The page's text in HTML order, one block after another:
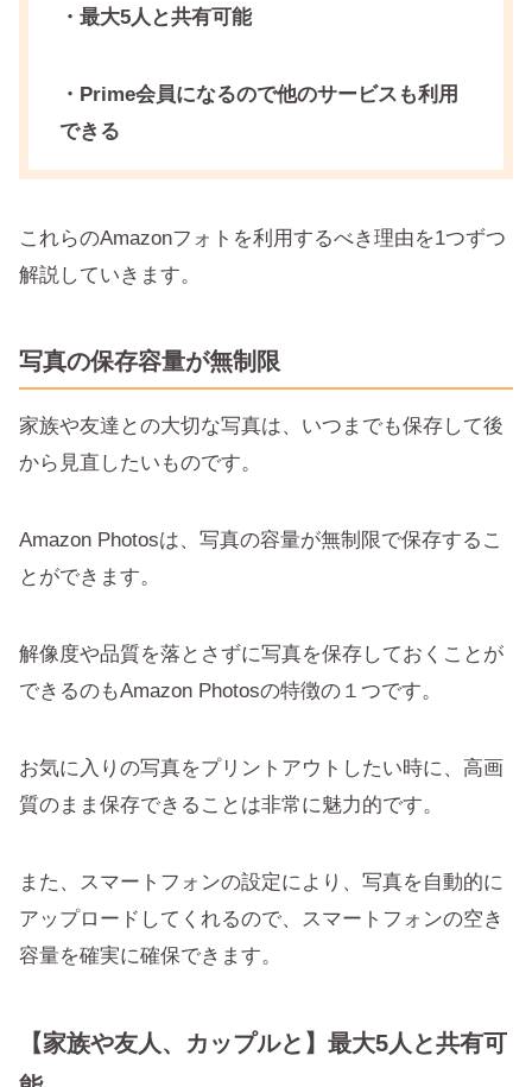
・最大5人と共有可能
・Prime会員になるので他のサービスも利用
できる
これらのAmazonフォトを利用するべき理由を1つずつ
解説していきます。
写真の保存容量が無制限
家族や友達との大切な写真は、いつまでも保存して後
から見直したいものです。
Amazon Photosは、写真の容量が無制限で保存するこ
とができます。
解像度や品質を落とさずに写真を保存しておくことが
できるのもAmazon Photosの特徴の１つです。
お気に入りの写真をプリントアウトしたい時に、高画
質のまま保存できることは非常に魅力的です。
また、スマートフォンの設定により、写真を自動的に
アップロードしてくれるので、スマートフォンの空き
容量を確実に確保できます。
【家族や友人、カップルと】最大5人と共有可